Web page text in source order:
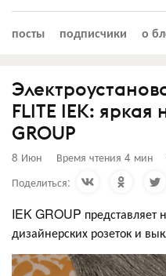
посты подписчики о
FLITE IEK: яркая
GROUP
8 Июн Время чтения 4 мин
Поделиться:
IEK GROUP представляет
дизайнерских розеток и